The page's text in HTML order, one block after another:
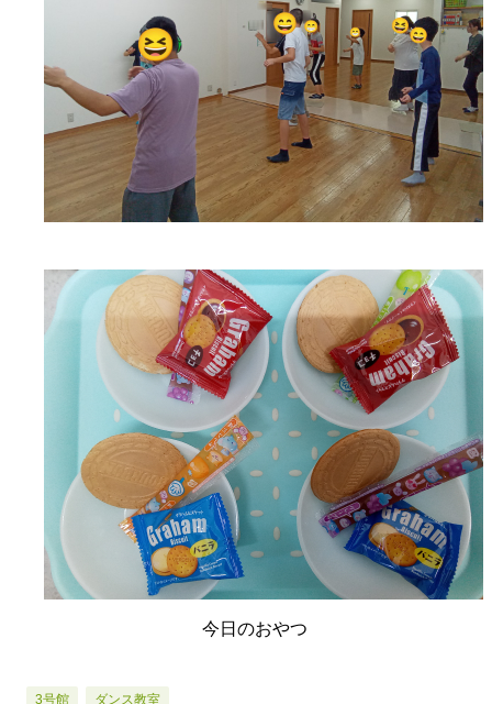
今日のおやつ
3号館 ダンス教室